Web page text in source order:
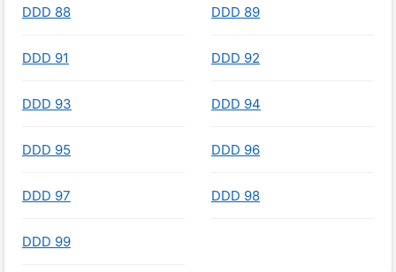
DDD 88 DDD 89
DDD 91 DDD 92
DDD 93 DDD 94
DDD 95 DDD 96
DDD 97 DDD 98
DDD 99